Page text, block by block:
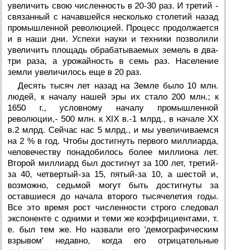
увеличить свою численность в 20-30 раз. И третий -
связанный с начавшейся несколько столетий назад
промышленной революцией. Процесс продолжается
и в наши дни. Успехи науки и техники позволили
увеличить площадь обрабатываемых земель в два-
три раза, а урожайность в семь раз. Население
земли увеличилось еще в 20 раз.
Десять тысяч лет назад на Земле было 10 млн.
людей, к началу нашей эры их стало 200 млн.; к
1650 г., условному началу промышленной
революции,- 500 млн. к XIX в.-1 млрд., в начале XX
в.2 млрд. Сейчас нас 5 млрд., и мы увеличиваемся
на 2 % в год. Чтобы достигнуть первого миллиарда,
человечеству понадобилось более миллиона лет.
Второй миллиард был достигнут за 100 лет, третий-
за 40, четвертый-за 15, пятый-за 10, а шестой и,
возможно, седьмой могут быть достигнуты за
оставшиеся до начала второго тысячелетия годы.
Все это время рост численности строго следовал
экспоненте с одними и теми же коэффициентами, т.
е. был тем же. Но назвали его 'демографическим
взрывом' недавно, когда его отрицательные